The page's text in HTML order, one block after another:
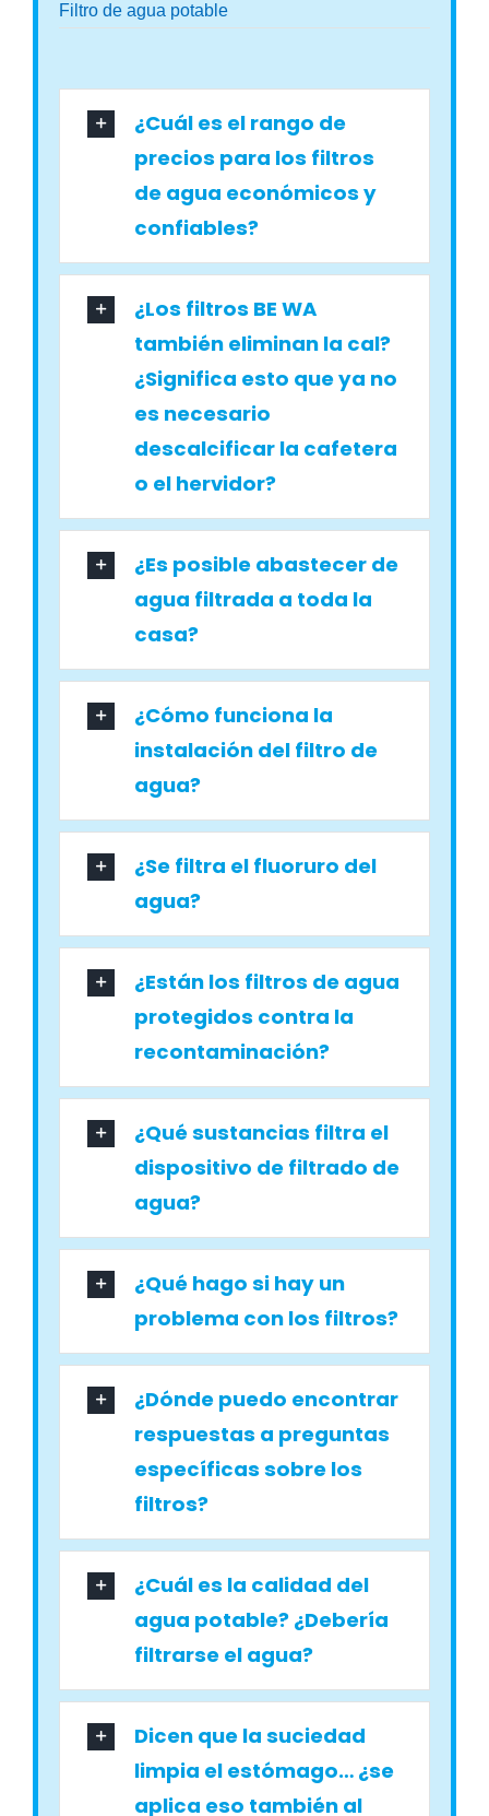
Filtro de agua potable
¿Cuál es el rango de
precios para los filtros
de agua económicos y
confiables?
¿Los filtros BE WA
también eliminan la cal?
¿Significa esto que ya no
es necesario
descalcificar la cafetera
o el hervidor?
¿Es posible abastecer de
agua filtrada a toda la
casa?
¿Cómo funciona la
instalación del filtro de
agua?
¿Se filtra el fluoruro del
agua?
¿Están los filtros de agua
protegidos contra la
recontaminación?
¿Qué sustancias filtra el
dispositivo de filtrado de
agua?
¿Qué hago si hay un
problema con los filtros?
¿Dónde puedo encontrar
respuestas a preguntas
específicas sobre los
filtros?
¿Cuál es la calidad del
agua potable? ¿Debería
filtrarse el agua?
Dicen que la suciedad
limpia el estómago… ¿se
aplica eso también al